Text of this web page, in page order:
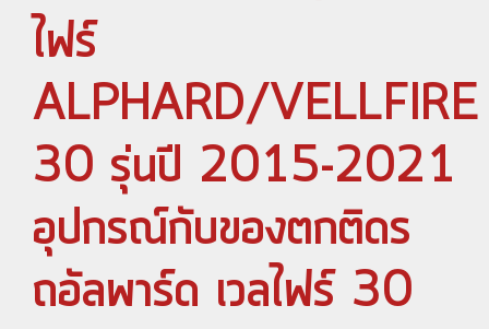
ไฟร์
ALPHARD/VELLFIRE
30 รุ่นปี 2015-2021
อุปกรณ์กับของตกติดร
ถอัลพาร์ด เวลไฟร์ 30